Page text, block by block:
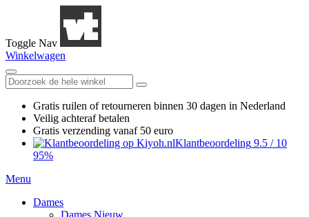
Toggle Nav
Winkelwagen
Gratis ruilen of retourneren binnen 30 dagen in Nederland
Veilig achteraf betalen
Gratis verzending vanaf 50 euro
Klantbeoordeling 9.5 / 10
95%
Menu
Dames
Dames Nieuw